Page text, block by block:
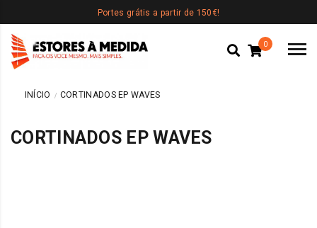
Portes grátis a partir de 150€!
0
INÍCIO CORTINADOS EP WAVES
CORTINADOS EP WAVES